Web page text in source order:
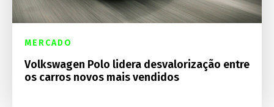
MERCADO
Volkswagen Polo lidera desvalorização entre
os carros novos mais vendidos